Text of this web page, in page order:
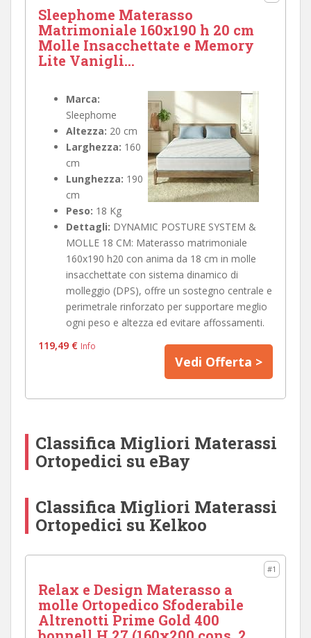
Sleephome Materasso
Matrimoniale 160x190 h 20 cm
Molle Insacchettate e Memory
Lite Vanigli...
Marca:
Sleephome
Altezza: 20 cm
Larghezza: 160
cm
Lunghezza: 190
cm
Peso: 18 Kg
Dettagli: DYNAMIC POSTURE SYSTEM &
MOLLE 18 CM: Materasso matrimoniale
160x190 h20 con anima da 18 cm in molle
insacchettate con sistema dinamico di
molleggio (DPS), offre un sostegno centrale e
perimetrale rinforzato per supportare meglio
ogni peso e altezza ed evitare affossamenti.
119,49 € Info
Vedi Offerta >
Classifica Migliori Materassi
Ortopedici su eBay
Classifica Migliori Materassi
Ortopedici su Kelkoo
#1
Relax e Design Materasso a
molle Ortopedico Sfoderabile
Altrenotti Prime Gold 400